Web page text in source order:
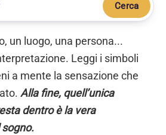
Cerca
un luogo, una persona...
Leggi i simboli
a mente la sensazione che
Alla fine, quell’unica
dentro è la vera